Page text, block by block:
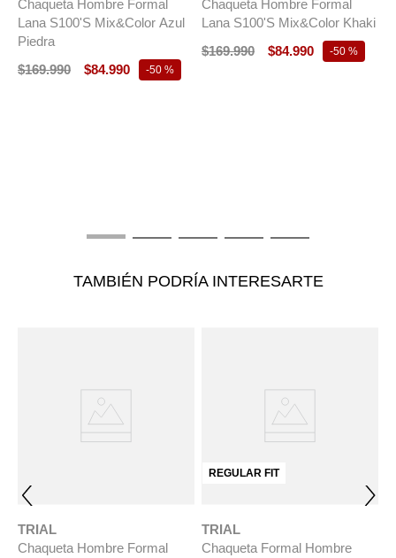
Chaqueta Hombre Formal
Lana S100'S Mix&Color Azul
Piedra
$169.990 $84.990 -50 %
Chaqueta Hombre Formal
Lana S100'S Mix&Color Khaki
$169.990 $84.990 -50 %
TAMBIÉN PODRÍA INTERESARTE
TRIAL
Chaqueta Hombre Formal
REGULAR FIT
TRIAL
Chaqueta Formal Hombre